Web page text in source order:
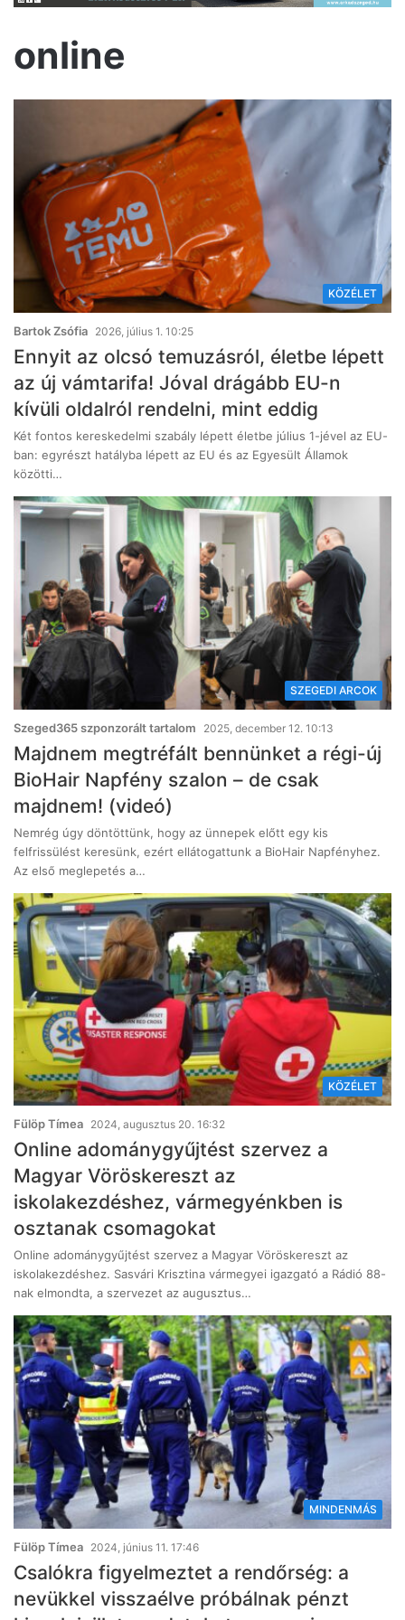
online
KÖZÉLET
Bartok Zsófia 2026, július 1. 10:25
Ennyit az olcsó temuzásról, életbe lépett
az új vámtarifa! Jóval drágább EU-n
kívüli oldalról rendelni, mint eddig
Két fontos kereskedelmi szabály lépett életbe július 1-jével az EU-
ban: egyrészt hatályba lépett az EU és az Egyesült Államok
közötti…
SZEGEDI ARCOK
Szeged365 szponzorált tartalom 2025, december 12. 10:13
Majdnem megtréfált bennünket a régi-új
BioHair Napfény szalon – de csak
majdnem! (videó)
Nemrég úgy döntöttünk, hogy az ünnepek előtt egy kis
felfrissülést keresünk, ezért ellátogattunk a BioHair Napfényhez.
Az első meglepetés a…
KÖZÉLET
Fülöp Tímea 2024, augusztus 20. 16:32
Online adománygyűjtést szervez a
Magyar Vöröskereszt az
iskolakezdéshez, vármegyénkben is
osztanak csomagokat
Online adománygyűjtést szervez a Magyar Vöröskereszt az
iskolakezdéshez. Sasvári Krisztina vármegyei igazgató a Rádió 88-
nak elmondta, a szervezet az augusztus…
MINDENMÁS
Fülöp Tímea 2024, június 11. 17:46
Csalókra figyelmeztet a rendőrség: a
nevükkel visszaélve próbálnak pénzt